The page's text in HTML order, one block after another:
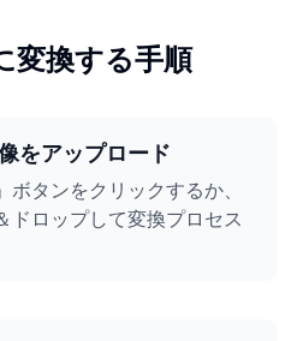
変換する手順
をアップロード
ボタンをクリックするか、
ドロップして変換プロセス